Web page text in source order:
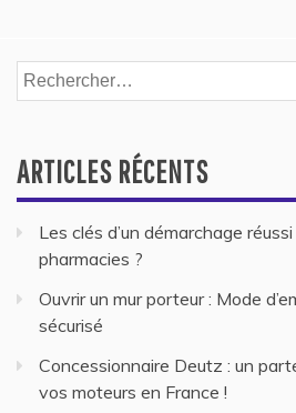
Rechercher :
ARTICLES RÉCENTS
Les clés d’un démarchage
pharmacies ?
Ouvrir un mur porteur : Mode
sécurisé
Concessionnaire Deutz : un
vos moteurs en France !